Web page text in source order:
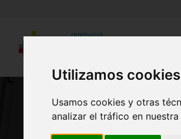
Utilizamos cookies
Usamos cookies y otras
analizar el tráfico en